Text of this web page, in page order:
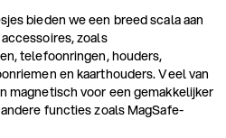
bieden we een breed scala aan
zoals
telefoonringen, houders,
en kaarthouders. Veel van
magnetisch voor een gemakkelijker
functies zoals MagSafe-